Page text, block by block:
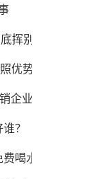
挥别直销
优势是否尚存
企业经营行为
？
喝水赚钱”靠谱吗？